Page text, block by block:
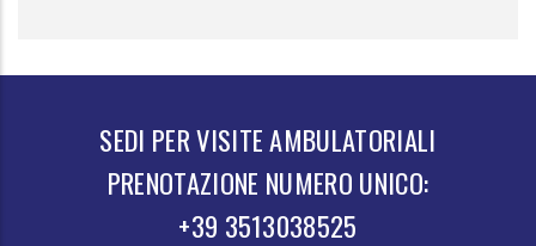
SEDI PER VISITE AMBULATORIALI
PRENOTAZIONE NUMERO UNICO:
+39 3513038525